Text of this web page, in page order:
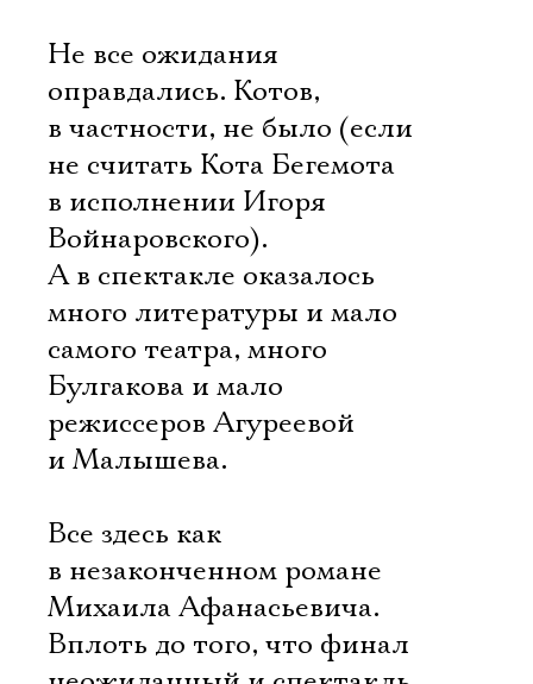
Не все ожидания
оправдались. Котов,
в частности, не было (если
не считать Кота Бегемота
в исполнении Игоря
Войнаровского).
А в спектакле оказалось
много литературы и мало
самого театра, много
Булгакова и мало
режиссеров Агуреевой
и Малышева.
Все здесь как
в незаконченном романе
Михаила Афанасьевича.
Вплоть до того, что финал